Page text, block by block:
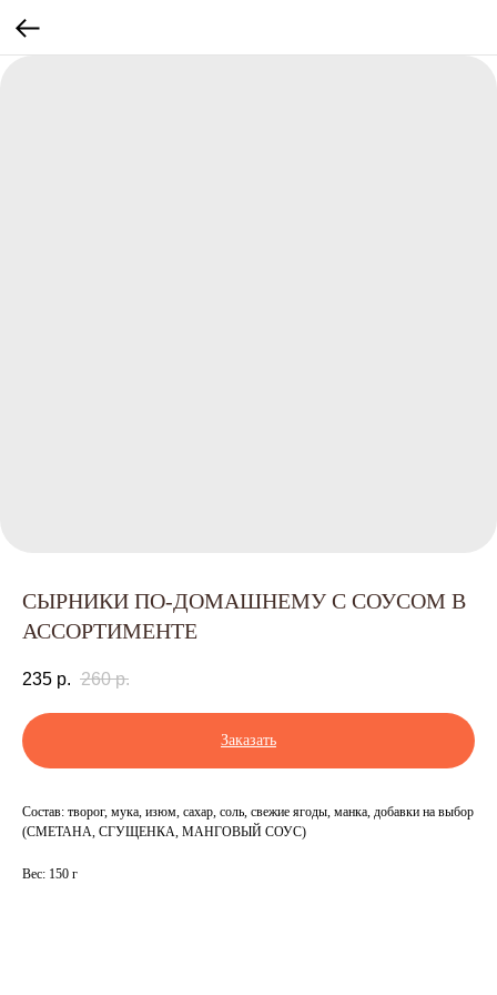
СЫРНИКИ ПО-ДОМАШНЕМУ С СОУСОМ В
АССОРТИМЕНТЕ
235 р. 260 р.
Заказать
Состав: творог, мука, изюм, сахар, соль, свежие ягоды, манка, добавки на выбор
(СМЕТАНА, СГУЩЕНКА, МАНГОВЫЙ СОУС)
Вес: 150 г